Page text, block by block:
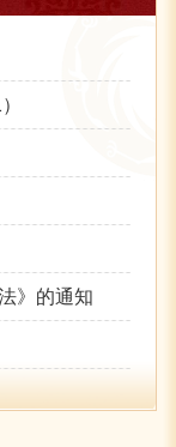
》的通知